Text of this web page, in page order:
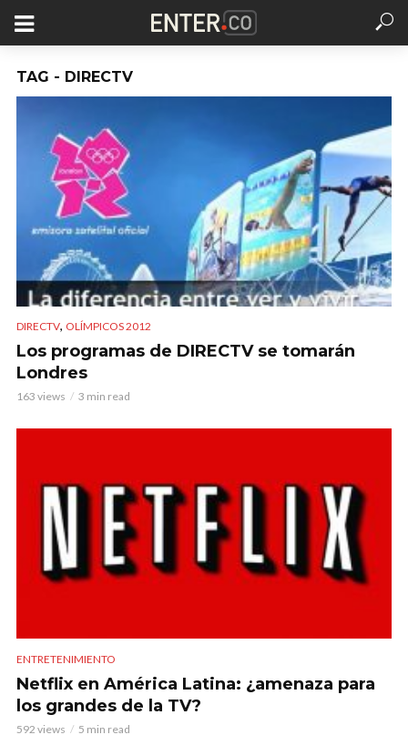
TAG - DIRECTV
DIRECTV, OLÍMPICOS 2012
Los programas de DIRECTV se tomarán
Londres
163 views 3 min read
ENTRETENIMIENTO
Netflix en América Latina: ¿amenaza para
los grandes de la TV?
592 views 5 min read